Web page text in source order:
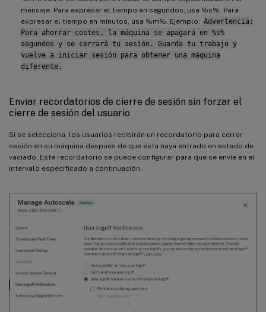
mensaje. Para expresar el tiempo en segundos, usa %s%. Para
expresar el tiempo en minutos, usa %m%. Ejemplo: Advertencia:
Para ahorrar costes, la máquina se apagará en %s%
segundos y se cerrará tu sesión. Guarda tu trabajo y
vuelve a iniciar sesión para obtener una máquina
diferente.
Enviar recordatorios de cierre de sesión sin forzar el
cierre de sesión del usuario
Si se selecciona, los usuarios recibirán un recordatorio para cerrar
sesión en su máquina después de que esta haya entrado en estado de
vaciado. Este recordatorio se puede configurar para que se envíe en el
intervalo especificado a continuación.